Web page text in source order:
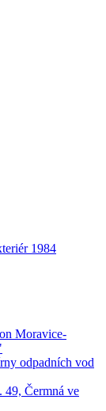
1984
Moravice-
odpadních vod
Čermná ve